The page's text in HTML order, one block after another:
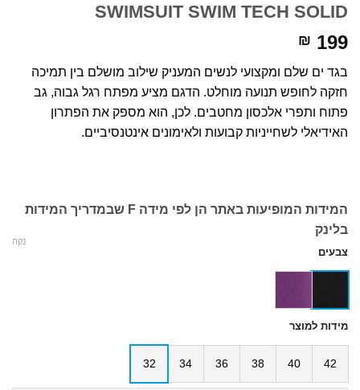
SWIMSUIT SWIM TECH SOLID
₪ 199
בגד ים שלם ומקצועי לנשים המעניק שילוב מושלם בין תמיכה
חזקה לחופש תנועה מוחלט. הדגם מציע מפתח רגל גבוה, גב
פתוח ותפרי אלכסון מחטבים. לכן, הוא מספק את הפתרון
האידיאלי לשחייניות קבועות ולאימונים אינטנסיביים.
המידות המופיעות באתר הן לפי מידה F שבמדריך המידות
בלינק
צבעים
מידות למוצר
42
40
38
36
34
32
נקה